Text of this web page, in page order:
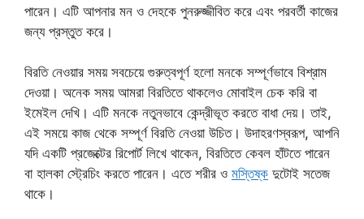
পারেন। এটি আপনার মন ও দেহকে পুনরুজ্জীবিত করে এবং পরবর্তী কাজের
জন্য প্রস্তুত করে।
বিরতি নেওয়ার সময় সবচেয়ে গুরুত্বপূর্ণ হলো মনকে সম্পূর্ণভাবে বিশ্রাম
দেওয়া। অনেক সময় আমরা বিরতিতে থাকলেও মোবাইল চেক করি বা
ইমেইল দেখি। এটি মনকে নতুনভাবে কেন্দ্রীভূত করতে বাধা দেয়। তাই,
এই সময়ে কাজ থেকে সম্পূর্ণ বিরতি নেওয়া উচিত। উদাহরণস্বরূপ, আপনি
যদি একটি প্রজেক্টের রিপোর্ট লিখে থাকেন, বিরতিতে কেবল হাঁটতে পারেন
বা হালকা স্ট্রেচিং করতে পারেন। এতে শরীর ও মস্তিষ্ক দুটোই সতেজ
থাকে।